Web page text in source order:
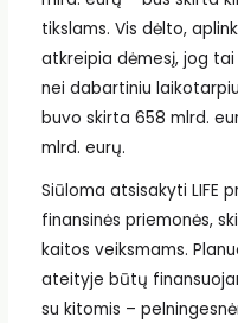
tikslams. Vis dėlto,
atkreipia dėmesį, jog
nei dabartiniu
buvo skirta 658 mlrd.
mlrd. eurų.
Siūloma atsisakyti LIFE
finansinės priemonės,
kaitos veiksmams.
ateityje būtų
su kitomis –